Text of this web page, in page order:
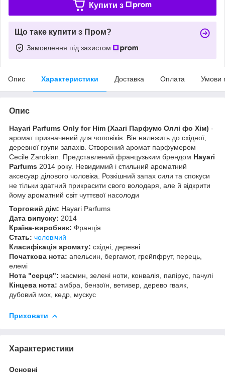
Купити з
Що таке купити з Пром?
Замовлення під захистом
Опис Характеристики Доставка Оплата Умови
Опис
Hayari Parfums Only for Him (Хаari Парфумс Оллі фо Хім) -
аромат призначений для чоловіків. Він належить до східної,
деревної групи запахів. Створений аромат парфумером
Cecile Zarokian. Представлений французьким брендом Hayari
Parfums 2014 року. Невидимий і стильний ароматний
аксесуар ділового чоловіка. Розкішний запах сили та спокуси
не тільки здатний прикрасити свого володаря, але й відкрити
йому ароматний світ чуттєвої насолоди
Торговий дім: Hayari Parfums
Дата випуску: 2014
Країна-виробник: Франція
Стать: чоловічий
Класифікація аромату: східні, деревні
Початкова нота: апельсин, бергамот, грейпфрут, перець,
елемі
Нота "серця": жасмин, зелені ноти, конвалія, папірус, пачулі
Кінцева нота: амбра, бензоїн, ветивер, дерево гваяк,
дубовий мох, кедр, мускус
Приховати
Характеристики
Основні